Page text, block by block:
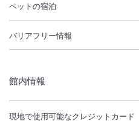
ペットの宿泊
バリアフリー情報
館内情報
現地で使用可能なクレジットカード